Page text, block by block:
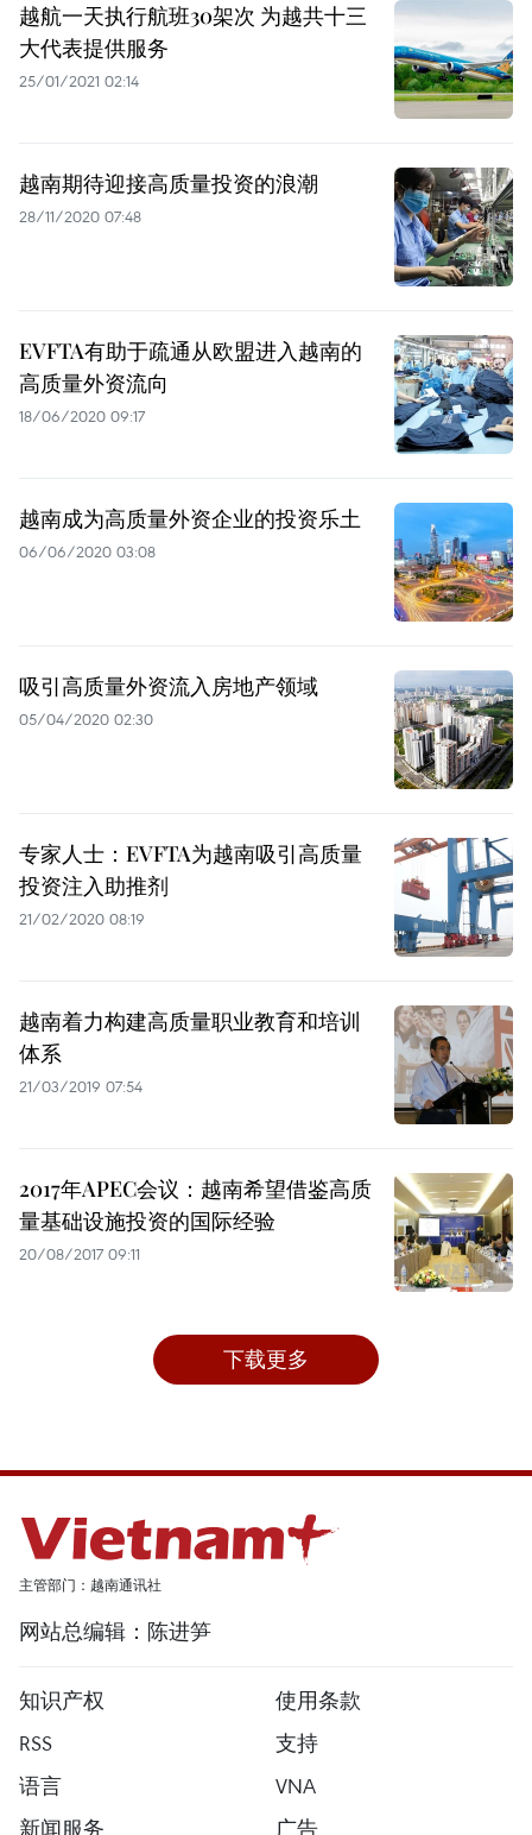
越航一天执行航班30架次 为越共十三
大代表提供服务
25/01/2021 02:14
越南期待迎接高质量投资的浪潮
28/11/2020 07:48
EVFTA有助于疏通从欧盟进入越南的
高质量外资流向
18/06/2020 09:17
越南成为高质量外资企业的投资乐土
06/06/2020 03:08
吸引高质量外资流入房地产领域
05/04/2020 02:30
专家人士：EVFTA为越南吸引高质量
投资注入助推剂
21/02/2020 08:19
越南着力构建高质量职业教育和培训
体系
21/03/2019 07:54
2017年APEC会议：越南希望借鉴高质
量基础设施投资的国际经验
20/08/2017 09:11
下载更多
主管部门：越南通讯社
网站总编辑：陈进笋
知识产权
使用条款
RSS
支持
语言
VNA
新闻服务
广告